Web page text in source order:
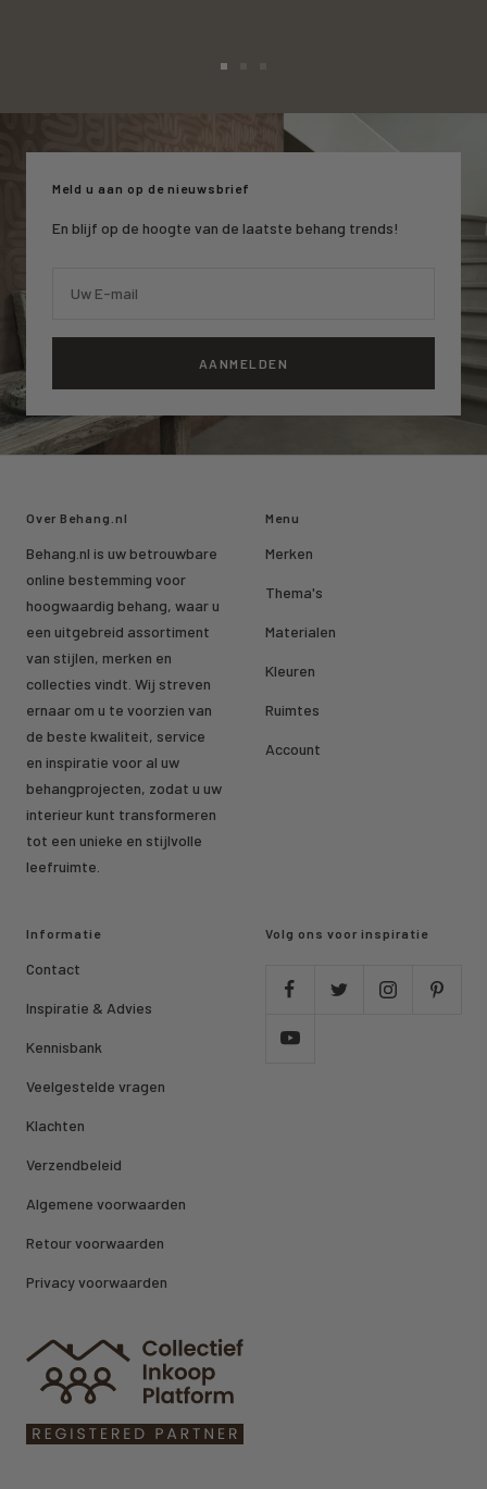
1
2
slide
3
Meld u aan op de nieuwsbrief
En blijf op de hoogte van de laatste behang trends!
Uw E-mail
AANMELDEN
Over Behang.nl
Behang.nl is uw betrouwbare
online bestemming voor
hoogwaardig behang, waar u
een uitgebreid assortiment
van stijlen, merken en
collecties vindt. Wij streven
ernaar om u te voorzien van
de beste kwaliteit, service
en inspiratie voor al uw
behangprojecten, zodat u uw
interieur kunt transformeren
tot een unieke en stijlvolle
leefruimte.
Menu
Merken
Thema's
Materialen
Kleuren
Ruimtes
Account
Informatie
Contact
Inspiratie & Advies
Kennisbank
Veelgestelde vragen
Klachten
Verzendbeleid
Algemene voorwaarden
Retour voorwaarden
Privacy voorwaarden
Volg ons voor inspiratie